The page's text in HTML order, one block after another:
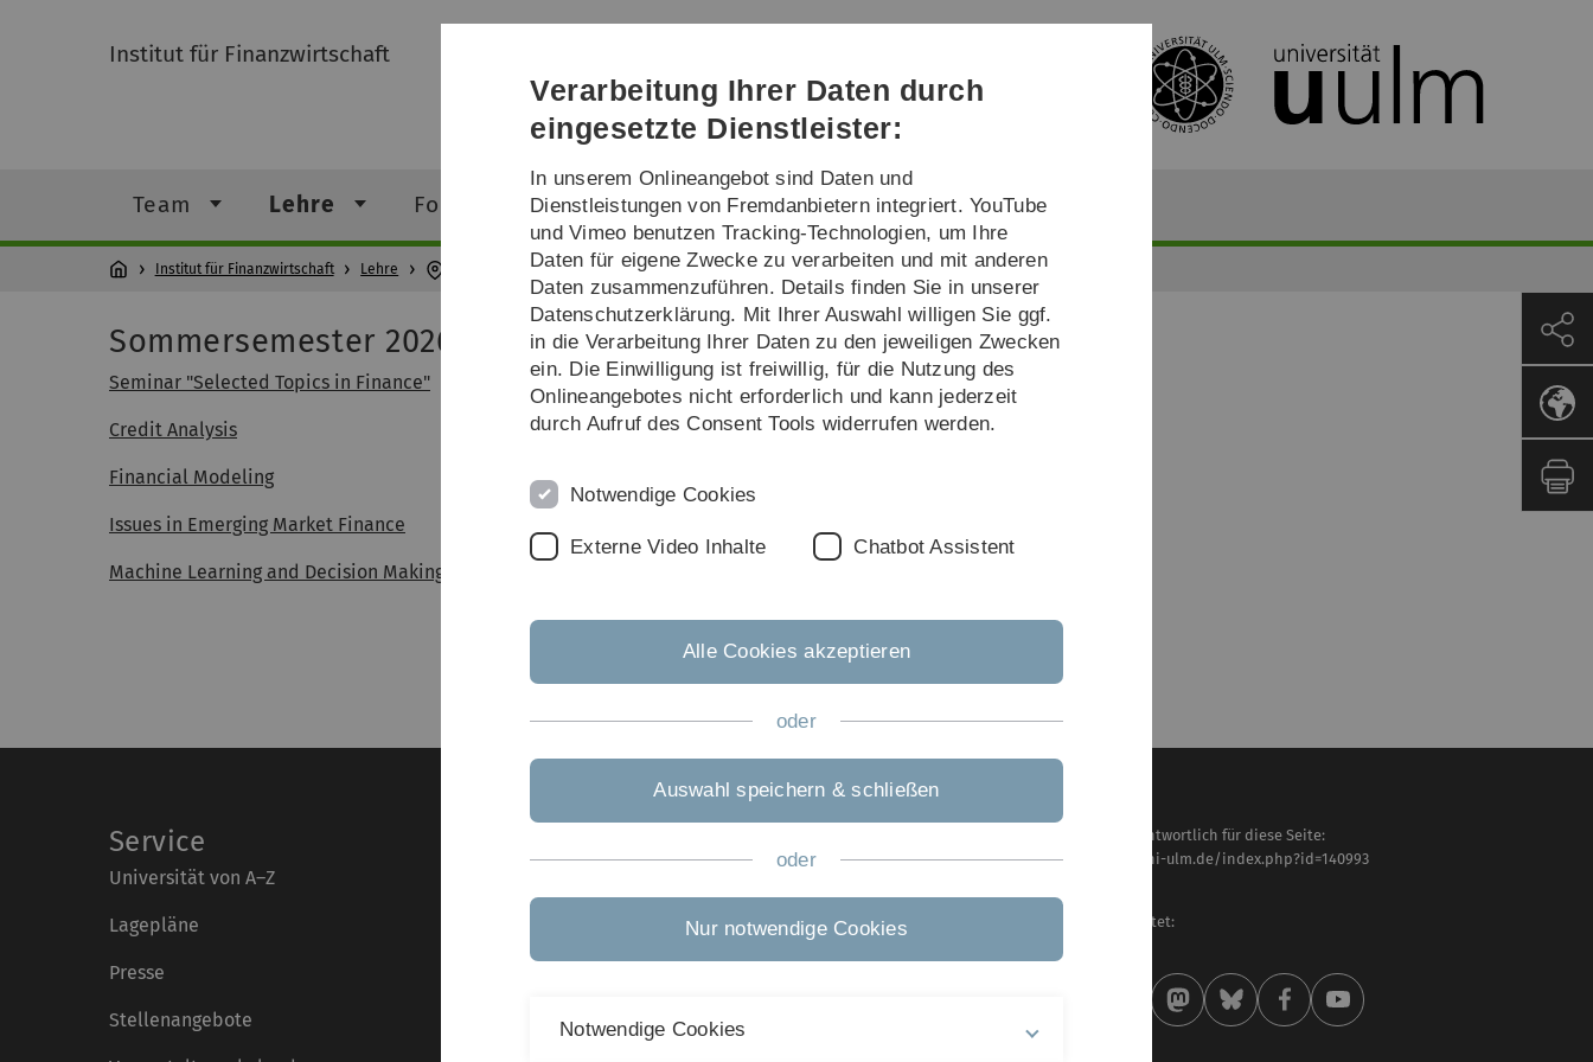
Direkt
Direkt
Direkt
(Sprache,
Drucken,
Social
Direkt
Direkt
Institut für Finanzwirtschaft
Team Lehre Forschung Kontakt
Institut für Finanzwirtschaft Lehre Sommersemester 2026
Sommersemester 2026
Seminar "Selected Topics in Finance"
Credit Analysis
Financial Modeling
Issues in Emerging Market Finance
Machine Learning and Decision Making
Service
Universität von A–Z
Lagepläne
Presse
Stellenangebote Gebärdensprache
Inhaltlich verantwortlich für diese Seite:
https://www.uni-ulm.de/index.php?id=140993
Zuletzt bearbeitet:
Verarbeitung Ihrer Daten durch
eingesetzte Dienstleister:
In unserem Onlineangebot sind Daten und
Dienstleistungen von Fremdanbietern integriert. YouTube
und Vimeo benutzen Tracking-Technologien, um Ihre
Daten für eigene Zwecke zu verarbeiten und mit anderen
Daten zusammenzuführen. Details finden Sie in unserer
Datenschutzerklärung. Mit Ihrer Auswahl willigen Sie ggf.
in die Verarbeitung Ihrer Daten zu den jeweiligen Zwecken
ein. Die Einwilligung ist freiwillig, für die Nutzung des
Onlineangebotes nicht erforderlich und kann jederzeit
durch Aufruf des Consent Tools widerrufen werden.
Notwendige Cookies
Externe Video Inhalte Chatbot Assistent
Alle Cookies akzeptieren
oder
Auswahl speichern & schließen
oder
Nur notwendige Cookies
Notwendige Cookies